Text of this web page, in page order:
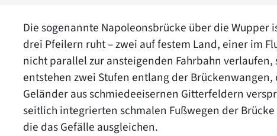
Die sogenannte Napoleonsbrücke über die
drei Pfeilern ruht – zwei auf festem Land, einer im
nicht parallel zur ansteigenden Fahrbahn
entstehen zwei Stufen entlang der
Geländer aus schmiedeeisernen Gitterfeldern
seitlich integrierten schmalen Fußwegen der
die das Gefälle ausgleichen.